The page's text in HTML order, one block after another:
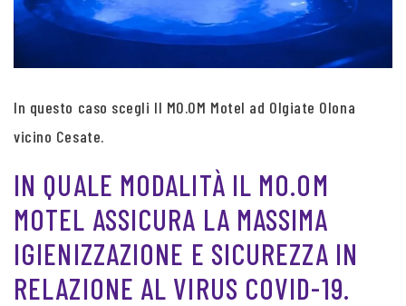
In questo caso scegli Il MO.OM Motel ad Olgiate Olona
vicino Cesate.
IN QUALE MODALITÀ IL MO.OM
MOTEL ASSICURA LA MASSIMA
IGIENIZZAZIONE E SICUREZZA IN
RELAZIONE AL VIRUS COVID-19.